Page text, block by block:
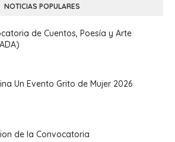
NOTICIAS POPULARES
de Cuentos, Poesía y Arte
Un Evento Grito de Mujer 2026
de la Convocatoria